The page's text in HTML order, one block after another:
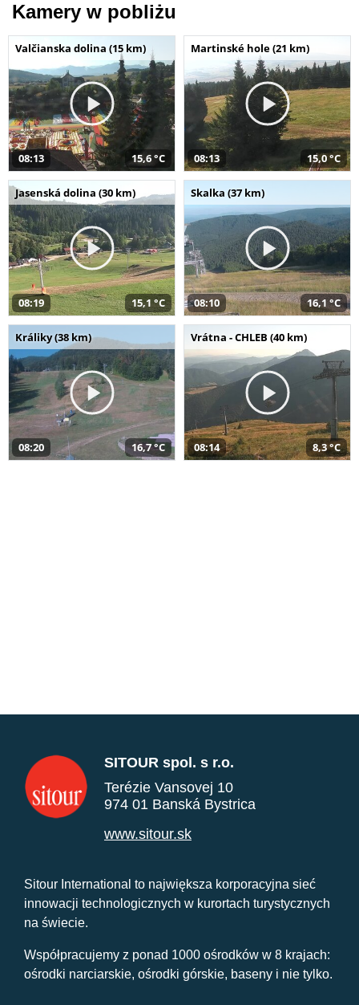
Kamery w pobliżu
Valčianska dolina (15 km)
08:13 15,6 °C
Martinské hole (21 km)
08:13 15,0 °C
Jasenská dolina (30 km)
08:19 15,1 °C
Skalka (37 km)
08:10 16,1 °C
Králiky (38 km)
08:20 16,7 °C
Vrátna - CHLEB (40 km)
08:14 8,3 °C
SITOUR spol. s r.o.
Terézie Vansovej 10
974 01 Banská Bystrica
www.sitour.sk
Sitour International to największa korporacyjna sieć
innowacji technologicznych w kurortach turystycznych
na świecie.
Współpracujemy z ponad 1000 ośrodków w 8 krajach:
ośrodki narciarskie, ośrodki górskie, baseny i nie tylko.